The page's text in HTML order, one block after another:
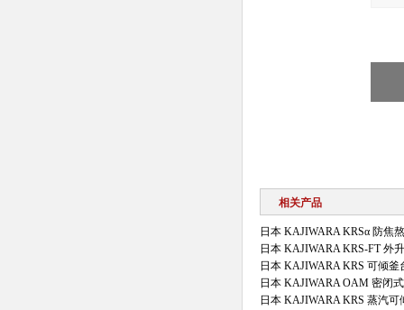
相关产品
日本 KAJIWARA KRSα 防焦
日本 KAJIWARA KRS-FT 外
日本 KAJIWARA KRS 可倾釜
日本 KAJIWARA OAM 密闭
日本 KAJIWARA KRS 蒸汽可